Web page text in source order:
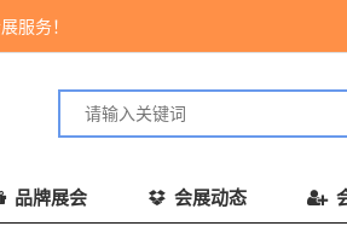
服务！
品牌展会 会展动态